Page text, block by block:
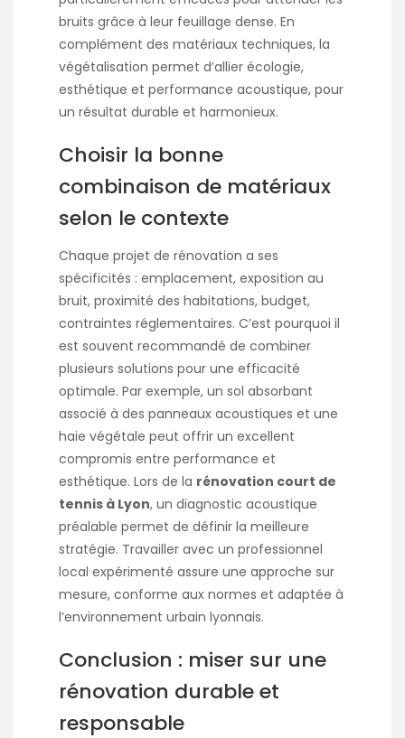
bruits grâce à leur feuillage dense. En
complément des matériaux techniques, la
végétalisation permet d’allier écologie,
esthétique et performance acoustique, pour
un résultat durable et harmonieux.
Choisir la bonne
combinaison de matériaux
selon le contexte
Chaque projet de rénovation a ses
spécificités : emplacement, exposition au
bruit, proximité des habitations, budget,
contraintes réglementaires. C’est pourquoi il
est souvent recommandé de combiner
plusieurs solutions pour une efficacité
optimale. Par exemple, un sol absorbant
associé à des panneaux acoustiques et une
haie végétale peut offrir un excellent
compromis entre performance et
esthétique. Lors de la rénovation court de
tennis à Lyon, un diagnostic acoustique
préalable permet de définir la meilleure
stratégie. Travailler avec un professionnel
local expérimenté assure une approche sur
mesure, conforme aux normes et adaptée à
l’environnement urbain lyonnais.
Conclusion : miser sur une
rénovation durable et
responsable